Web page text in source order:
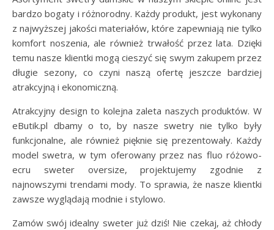
bardzo bogaty i różnorodny. Każdy produkt, jest wykonany
z najwyższej jakości materiałów, które zapewniają nie tylko
komfort noszenia, ale również trwałość przez lata. Dzięki
temu nasze klientki mogą cieszyć się swym zakupem przez
długie sezony, co czyni naszą ofertę jeszcze bardziej
atrakcyjną i ekonomiczną.
Atrakcyjny design to kolejna zaleta naszych produktów. W
eButik.pl dbamy o to, by nasze swetry nie tylko były
funkcjonalne, ale również pięknie się prezentowały. Każdy
model swetra, w tym oferowany przez nas fluo różowo-
ecru sweter oversize, projektujemy zgodnie z
najnowszymi trendami mody. To sprawia, że nasze klientki
zawsze wyglądają modnie i stylowo.
Zamów swój idealny sweter już dziś! Nie czekaj, aż chłody